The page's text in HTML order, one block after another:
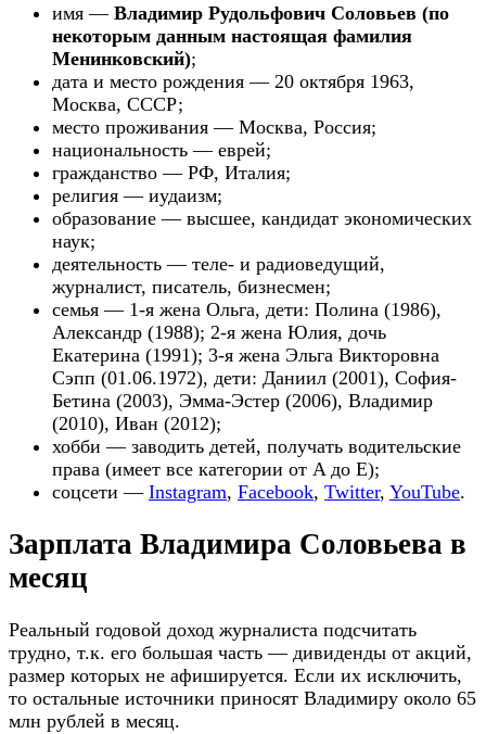
имя — Владимир Рудольфович Соловьев (по
некоторым данным настоящая фамилия
Менинковский);
дата и место рождения — 20 октября 1963,
Москва, СССР;
место проживания — Москва, Россия;
национальность — еврей;
гражданство — РФ, Италия;
религия — иудаизм;
образование — высшее, кандидат экономических
наук;
деятельность — теле- и радиоведущий,
журналист, писатель, бизнесмен;
семья — 1-я жена Ольга, дети: Полина (1986),
Александр (1988); 2-я жена Юлия, дочь
Екатерина (1991); 3-я жена Эльга Викторовна
Сэпп (01.06.1972), дети: Даниил (2001), София-
Бетина (2003), Эмма-Эстер (2006), Владимир
(2010), Иван (2012);
хобби — заводить детей, получать водительские
права (имеет все категории от A до E);
соцсети — Instagram, Facebook, Twitter, YouTube.
Зарплата Владимира Соловьева в
месяц
Реальный годовой доход журналиста подсчитать
трудно, т.к. его большая часть — дивиденды от акций,
размер которых не афишируется. Если их исключить,
то остальные источники приносят Владимиру около 65
млн рублей в месяц.